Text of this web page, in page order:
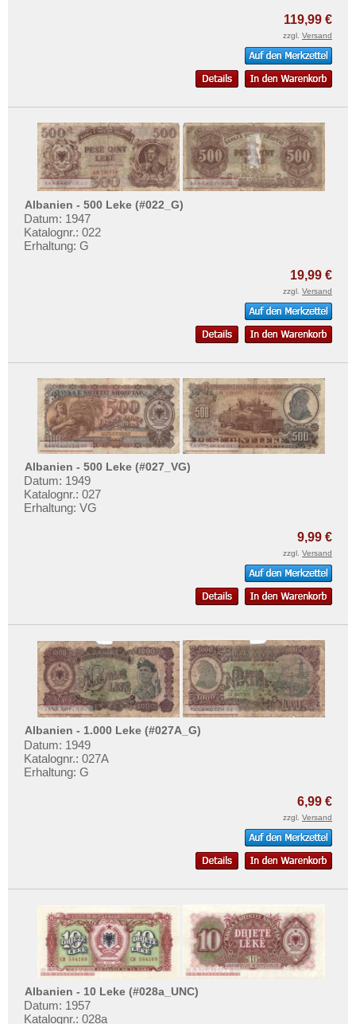
119,99 €
zzgl. Versand
Albanien - 500 Leke (#022_G)
Datum: 1947
Katalognr.: 022
Erhaltung: G
19,99 €
zzgl. Versand
Albanien - 500 Leke (#027_VG)
Datum: 1949
Katalognr.: 027
Erhaltung: VG
9,99 €
zzgl. Versand
Albanien - 1.000 Leke (#027A_G)
Datum: 1949
Katalognr.: 027A
Erhaltung: G
6,99 €
zzgl. Versand
Albanien - 10 Leke (#028a_UNC)
Datum: 1957
Katalognr.: 028a